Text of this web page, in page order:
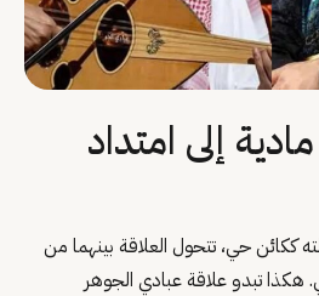
إلى امتداد
ككائن حي، تتحول العلاقة بينهما من
هكذا تبدو علاقة عبادي الجوهر